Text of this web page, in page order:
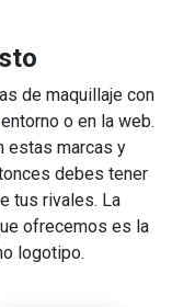
de maquillaje con
o en la web.
estas marcas y
debes tener
tus rivales. La
ofrecemos es la
logotipo.